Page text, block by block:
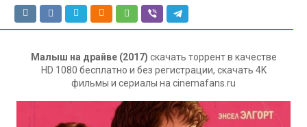
Малыш на драйве (2017) скачать торрент в качестве
HD 1080 бесплатно и без регистрации, скачать 4K
фильмы и сериалы на cinemafans.ru